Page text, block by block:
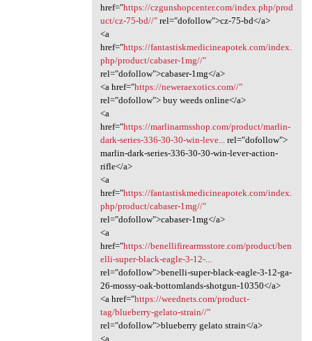
href="https://czgunshopcenter.com/index.php/prod
uct/cz-75-bd//"rel="dofollow">cz-75-bd</a>
<a
href="https://fantastiskmedicineapotek.com/index.
php/product/cabaser-1mg//"
rel="dofollow">cabaser-1mg</a>
<a href="https://neweraexotics.com//"
rel="dofollow"> buy weeds online</a>
<a
href="https://marlinarmsshop.com/product/marlin-
dark-series-336-30-30-win-leve...
rel="dofollow">
marlin-dark-series-336-30-30-win-lever-action-
rifle</a>
<a
href="https://fantastiskmedicineapotek.com/index.
php/product/cabaser-1mg//"
rel="dofollow">cabaser-1mg</a>
<a
href="https://benellifirearmsstore.com/product/ben
elli-super-black-eagle-3-12-...
rel="dofollow">benelli-super-black-eagle-3-12-ga-
26-mossy-oak-bottomlands-shotgun-10350</a>
<a href="https://weednets.com/product-
tag/blueberry-gelato-strain//"
rel="dofollow">blueberry gelato strain</a>
<a